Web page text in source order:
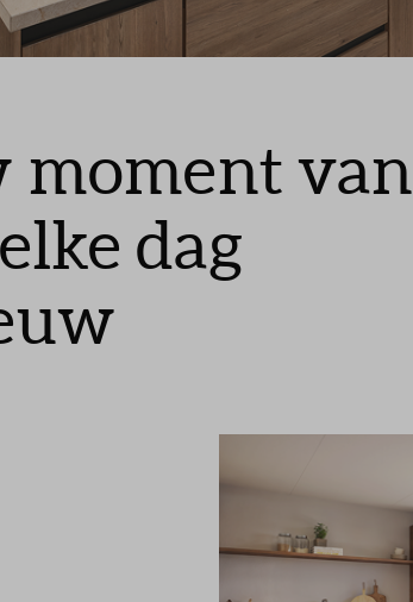
moment van
dag